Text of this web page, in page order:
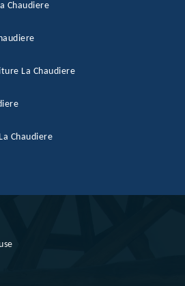
Chaudiere
La Chaudiere
Chaudiere